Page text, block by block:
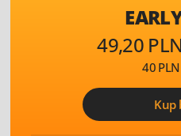
49,20
40
Kup